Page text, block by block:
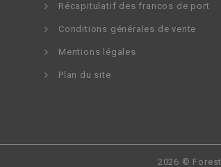
Récapitulatif des francos de port
Conditions générales de vente
Mentions légales
Plan du site
2026 ©